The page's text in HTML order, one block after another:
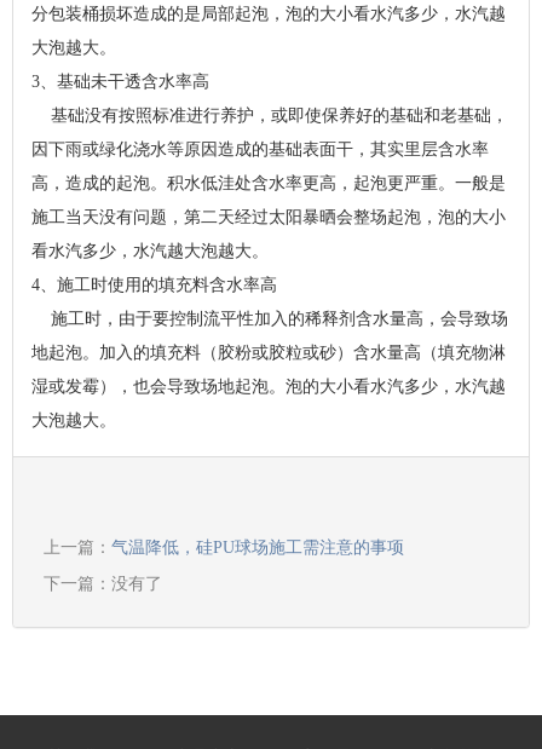
分包装桶损坏造成的是局部起泡，泡的大小看水汽多少，水汽越
大泡越大。
3、基础未干透含水率高
基础没有按照标准进行养护，或即使保养好的基础和老基础，
因下雨或绿化浇水等原因造成的基础表面干，其实里层含水率
高，造成的起泡。积水低洼处含水率更高，起泡更严重。一般是
施工当天没有问题，第二天经过太阳暴晒会整场起泡，泡的大小
看水汽多少，水汽越大泡越大。
4、施工时使用的填充料含水率高
施工时，由于要控制流平性加入的稀释剂含水量高，会导致场
地起泡。加入的填充料（胶粉或胶粒或砂）含水量高（填充物淋
湿或发霉），也会导致场地起泡。泡的大小看水汽多少，水汽越
大泡越大。
上一篇： 气温降低，硅PU球场施工需注意的事项
下一篇：没有了